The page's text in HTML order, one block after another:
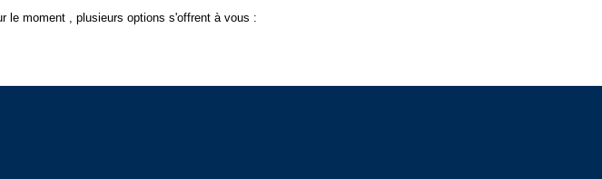
le moment , plusieurs options s'offrent à vous :